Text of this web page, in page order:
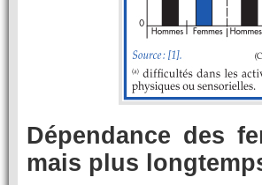
Dépendance des
mais plus